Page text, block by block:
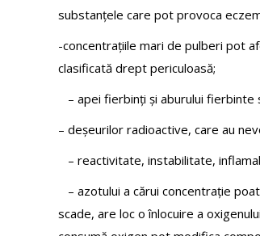
substanțele care pot provoca
-concentrațiile mari de pulberi pot
clasificată drept periculoasă;
– apei fierbinți și aburului
– deșeurilor radioactive, care au
– reactivitate, instabilitate,
– azotului a cărui concentrație
scade, are loc o înlocuire a